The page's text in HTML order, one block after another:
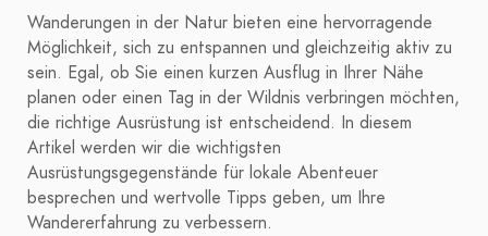
Wanderungen in der Natur bieten eine hervorragende
Möglichkeit, sich zu entspannen und gleichzeitig aktiv zu
sein. Egal, ob Sie einen kurzen Ausflug in Ihrer Nähe
planen oder einen Tag in der Wildnis verbringen möchten,
die richtige Ausrüstung ist entscheidend. In diesem
Artikel werden wir die wichtigsten
Ausrüstungsgegenstände für lokale Abenteuer
besprechen und wertvolle Tipps geben, um Ihre
Wandererfahrung zu verbessern.